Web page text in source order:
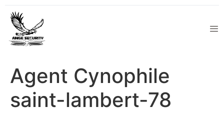
Agent Cynophile
saint-lambert-78